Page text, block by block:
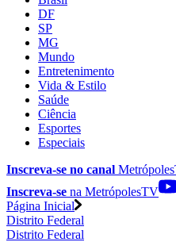
DF
SP
MG
Mundo
Entretenimento
Vida & Estilo
Saúde
Ciência
Esportes
Especiais
Inscreva-se no canal
Inscreva-se na MetrópolesTV
Página Inicial
Distrito Federal
Distrito Federal